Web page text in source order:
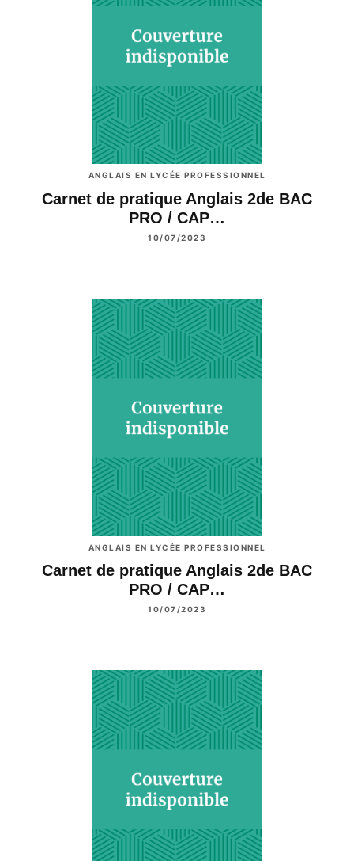
ANGLAIS EN LYCÉE PROFESSIONNEL
Carnet de pratique Anglais 2de BAC
PRO / CAP…
10/07/2023
ANGLAIS EN LYCÉE PROFESSIONNEL
Carnet de pratique Anglais 2de BAC
PRO / CAP…
10/07/2023